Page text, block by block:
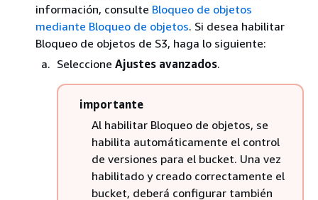
información, consulte Bloqueo de objetos
mediante Bloqueo de objetos. Si desea habilitar
Bloqueo de objetos de S3, haga lo siguiente:
Seleccione Ajustes avanzados.
importante
Al habilitar Bloqueo de objetos, se
habilita automáticamente el control
de versiones para el bucket. Una vez
habilitado y creado correctamente el
bucket, deberá configurar también